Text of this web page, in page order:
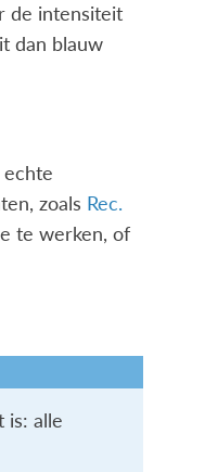
de intensiteit
dan blauw
echte
zoals Rec.
te werken, of
is: alle